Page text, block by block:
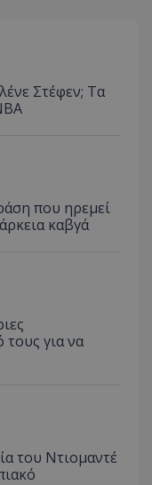
Στέφεν; Τα
που ηρεμεί
καβγά
για να
του Ντιομαντέ